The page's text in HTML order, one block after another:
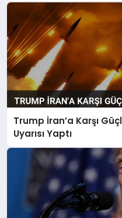
Trump İran’a Karşı
Uyarısı Yaptı